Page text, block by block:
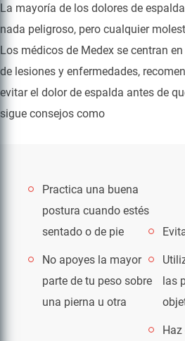
La mayoría de los dolores de
nada peligroso, pero cualquier
Los médicos de Medex se centran
de lesiones y enfermedades,
evitar el dolor de espalda antes de
sigue consejos como
Practica una buena
postura cuando estés
sentado o de pie
No apoyes la mayor
parte de tu peso sobre
una pierna u otra
las